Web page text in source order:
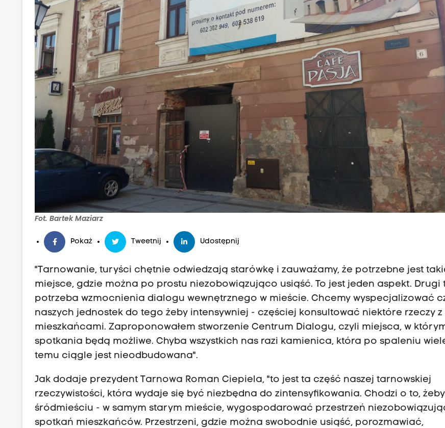
Fot. Bartek Maziarz
Pokaż Tweetnij Udostępnij
"Tarnowanie, turyści chętnie odwiedzają starówkę i zauważamy, że potrzebne jest
miejsce, gdzie można po prostu niezobowiązująco usiąść. To jest jeden aspekt. Drugi
potrzeba wzmocnienia dialogu wewnętrznego w mieście. Chcemy wyspecjalizować
naszych jednostek do tego żeby intensywniej - częściej konsultować niektóre rzeczy z
mieszkańcami. Zaproponowałem stworzenie Centrum Dialogu, czyli miejsca, w
spotkania będą możliwe. Chyba wszystkich nas razi kamienica, która po spaleniu
temu ciągle jest nieodbudowana".
Jak dodaje prezydent Tarnowa Roman Ciepiela, "to jest ta część naszej tarnowskiej
rzeczywistości, która wydaje się być niezbędna do zintensyfikowania. Chodzi o to,
śródmieściu - w samym starym mieście, wygospodarować przestrzeń
spotkań mieszkańców. Przestrzeni, gdzie można swobodnie usiąść, porozmawiać,